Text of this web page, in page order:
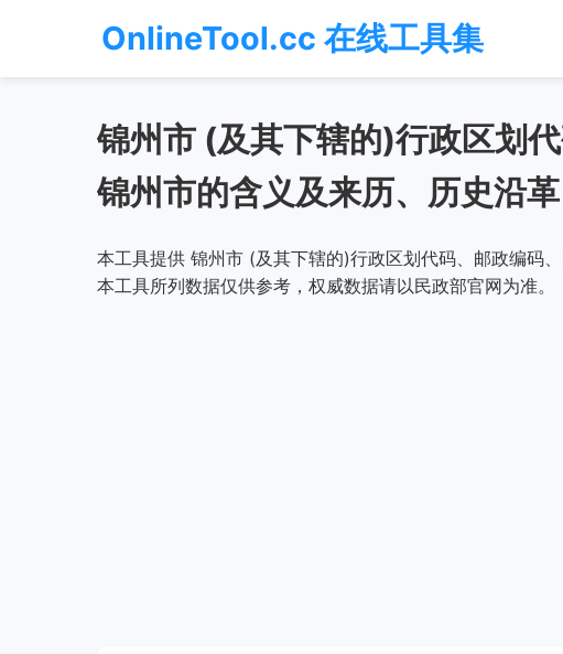
OnlineTool.cc 在线工具集
锦州市 (及其下辖的)行政区划
锦州市的含义及来历、历史沿革
本工具提供 锦州市 (及其下辖的)行政区划代码、邮政编码
本工具所列数据仅供参考，权威数据请以民政部官网为准。